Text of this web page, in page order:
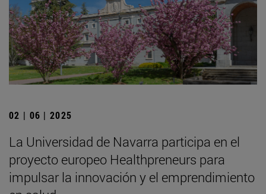
02 | 06 | 2025
La Universidad de Navarra participa en el
proyecto europeo Healthpreneurs para
impulsar la innovación y el emprendimiento